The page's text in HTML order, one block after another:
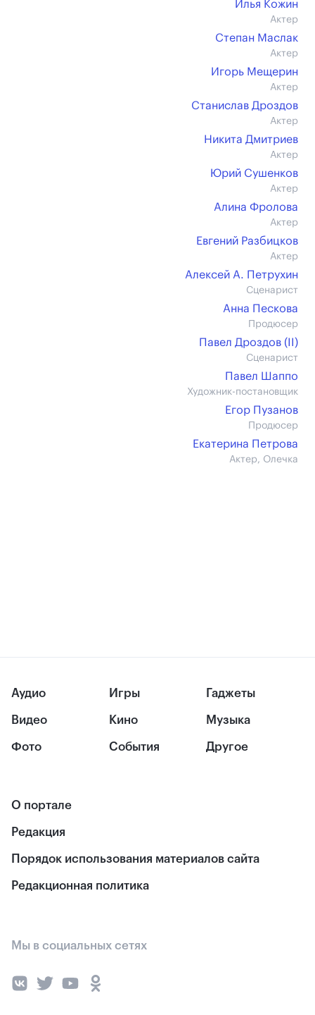
Илья Кожин
Актер
Степан Маслак
Актер
Игорь Мещерин
Актер
Станислав Дроздов
Актер
Никита Дмитриев
Актер
Юрий Сушенков
Актер
Алина Фролова
Актер
Евгений Разбицков
Актер
Алексей А. Петрухин
Сценарист
Анна Пескова
Продюсер
Павел Дроздов (II)
Сценарист
Павел Шаппо
Художник-постановщик
Егор Пузанов
Продюсер
Екатерина Петрова
Актер, Олечка
Аудио
Видео
Фото
Игры
Кино
События
Гаджеты
Музыка
Другое
О портале
Редакция
Порядок использования материалов сайта
Редакционная политика
Мы в социальных сетях